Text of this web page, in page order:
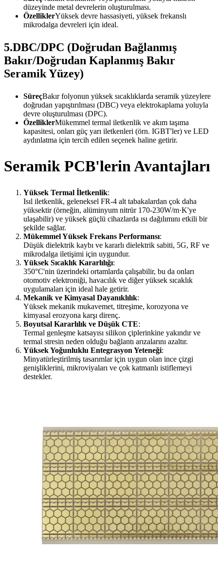
düzeyinde metal devrelerin oluşturulması.
ÖzelliklerYüksek devre hassasiyeti, yüksek frekanslı
mikrodalga devreleri için ideal.
5.DBC/DPC (Doğrudan Bağlanmış
Bakır/Doğrudan Kaplanmış Bakır
Seramik Yüzey)
SüreçBakır folyonun yüksek sıcaklıklarda seramik yüzeylere
doğrudan yapıştırılması (DBC) veya elektrokaplama yoluyla
devre oluşturulması (DPC).
ÖzelliklerMükemmel termal iletkenlik ve akım taşıma
kapasitesi, onları güç yarı iletkenleri (örn. IGBT'ler) ve LED
aydınlatma için tercih edilen seçenek haline getirir.
Seramik PCB'lerin Avantajları
Yüksek Termal İletkenlik:
Isıl iletkenlik, geleneksel FR-4 alt tabakalardan çok daha
yüksektir (örneğin, alüminyum nitrür 170-230W/m·K'ye
ulaşabilir) ve yüksek güçlü cihazlarda ısı dağılımını etkili bir
şekilde sağlar.
Mükemmel Yüksek Frekans Performansı:
Düşük dielektrik kaybı ve kararlı dielektrik sabiti, 5G, RF ve
mikrodalga iletişimi için uygundur.
Yüksek Sıcaklık Kararlılığı:
350°C'nin üzerindeki ortamlarda çalışabilir, bu da onları
otomotiv elektroniği, havacılık ve diğer yüksek sıcaklık
uygulamaları için ideal hale getirir.
Mekanik ve Kimyasal Dayanıklılık:
Yüksek mekanik mukavemet, titreşime, korozyona ve
kimyasal erozyona karşı direnç.
Boyutsal Kararlılık ve Düşük CTE:
Termal genleşme katsayısı silikon çiplerinkine yakındır ve
termal stresin neden olduğu bağlantı arızalarını azaltır.
Yüksek Yoğunluklu Entegrasyon Yeteneği:
Minyatürleştirilmiş tasarımlar için uygun olan ince çizgi
genişliklerini, mikroviyaları ve çok katmanlı istiflemeyi
destekler.